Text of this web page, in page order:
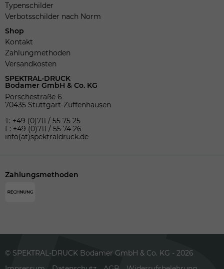
Typenschilder
Verbotsschilder nach Norm
Shop
Kontakt
Zahlungmethoden
Versandkosten
SPEKTRAL-DRUCK
Bodamer GmbH & Co. KG
Porschestraße 6
70435 Stuttgart-Zuffenhausen
T: +49 (0)711 / 55 75 25
F: +49 (0)711 / 55 74 26
info(at)spektraldruck.de
Zahlungsmethoden
© SPEKTRAL-DRUCK Bodamer GmbH & Co. KG - 2026